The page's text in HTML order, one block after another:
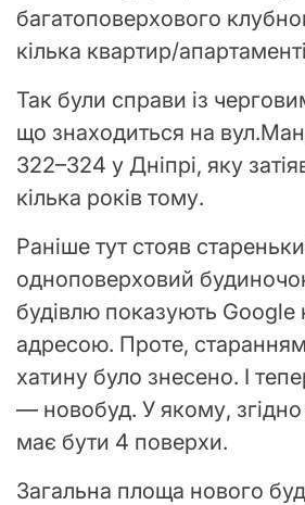
багатоповерхового
кілька квартир/
Так були справи із
що знаходиться на
322–324 у Дніпрі, яку
кілька років тому.
Раніше тут стояв
одноповерховий
будівлю показують Google
адресою. Проте,
хатину було знесено. І
— новобуд. У якому,
має бути 4 поверхи.
Загальна площа нового